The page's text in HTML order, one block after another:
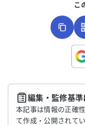
こちらは送信専用
こ
編集・監修基準
本記事は情報の正確
て作成・公開されてい